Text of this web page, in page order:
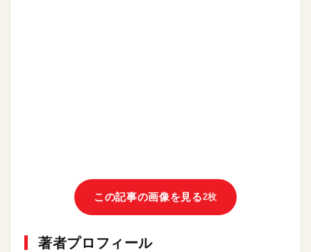
この記事の画像を見る2枚
著者プロフィール